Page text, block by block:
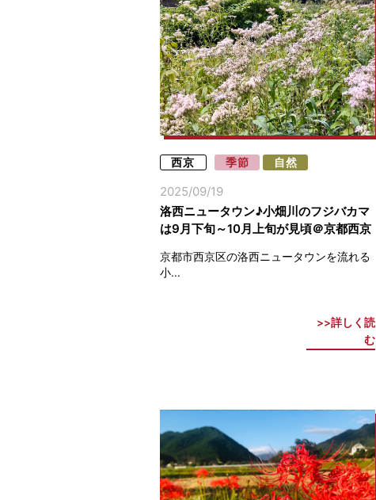
西京 季節 自然
2025/09/19
洛西ニュータウン♪小畑川のフジバカマ
は9月下旬～10月上旬が見頃＠京都西京
京都市西京区の洛西ニュータウンを流れる
小...
詳しく読
む